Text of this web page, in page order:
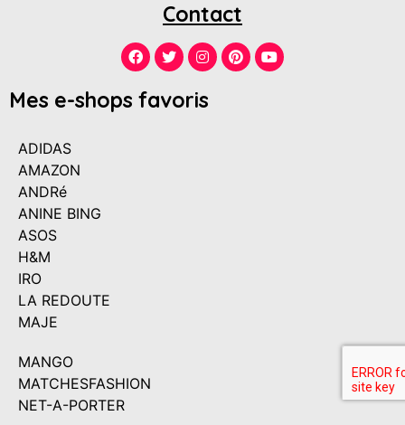
Contact
Mes e-shops favoris
ADIDAS
AMAZON
ANDRé
ANINE BING
ASOS
H&M
IRO
LA REDOUTE
MAJE
MANGO
MATCHESFASHION
NET-A-PORTER